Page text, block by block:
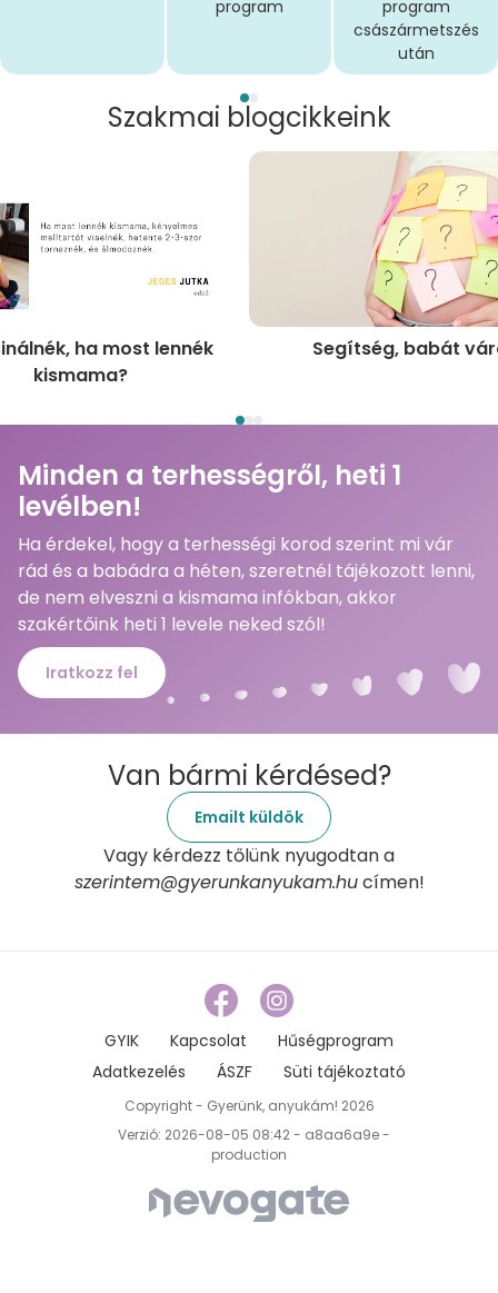
program
program
császármetszés
után
Szakmai blogcikkeink
ha most lennék
kismama?
Segítség, babát
Minden a terhességről, heti 1
levélben!
Ha érdekel, hogy a terhességi korod szerint mi vár
rád és a babádra a héten, szeretnél tájékozott lenni,
de nem elveszni a kismama infókban, akkor
szakértőink heti 1 levele neked szól!
Iratkozz fel
Van bármi kérdésed?
Emailt küldök
Vagy kérdezz tőlünk nyugodtan a
szerintem@gyerunkanyukam.hucímen!
GYIK Kapcsolat
Hűségprogram
Adatkezelés
ÁSZF Süti tájékoztató
Copyright - Gyerünk, anyukám! 2026
Verzió: 2026-08-05 08:42 - a8aa6a9e -
production